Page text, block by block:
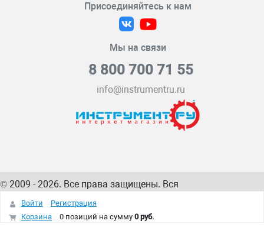
Присоединяйтесь к нам
Мы на связи
8 800 700 71 55
info@instrumentru.ru
© 2009 - 2026. Все права защищены. Вся
информация на сайте – собственность
интернет-магазина
Войти
Регистрация
Корзина
0 позиций на сумму 0 руб.